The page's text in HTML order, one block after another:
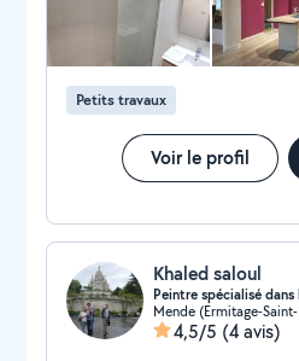
Petits travaux
Voir le profil
Khaled saloul
Peintre spécialisé dans
Mende (Ermitage-
4,5/5 (4 avis)